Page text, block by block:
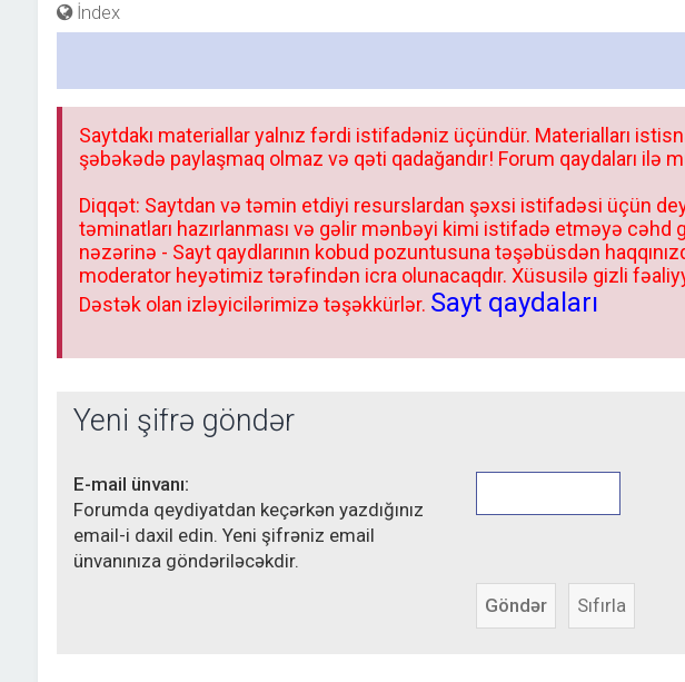
İndex
Saytdakı materiallar yalnız fərdi istifadəniz üçündür. Materialları
şəbəkədə paylaşmaq olmaz və qəti qadağandır! Forum qaydaları ilə
Diqqət: Saytdan və təmin etdiyi resurslardan şəxsi istifadəsi üçün
təminatları hazırlanması və gəlir mənbəyi kimi istifadə etməyə
nəzərinə - Sayt qaydlarının kobud pozuntusuna təşəbüsdən
moderator heyətimiz tərəfindən icra olunacaqdır. Xüsusilə gizli
Dəstək olan izləyicilərimizə təşəkkürlər. Sayt qaydaları
Yeni şifrə göndər
E-mail ünvanı:
Forumda qeydiyatdan keçərkən yazdığınız
email-i daxil edin. Yeni şifrəniz email
ünvanınıza göndəriləcəkdir.